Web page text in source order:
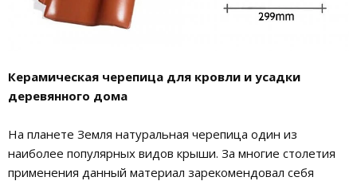
Керамическая черепица для кровли и усадки
деревянного дома
На планете Земля натуральная черепица один из
наиболее популярных видов крыши. За многие столетия
применения данный материал зарекомендовал себя